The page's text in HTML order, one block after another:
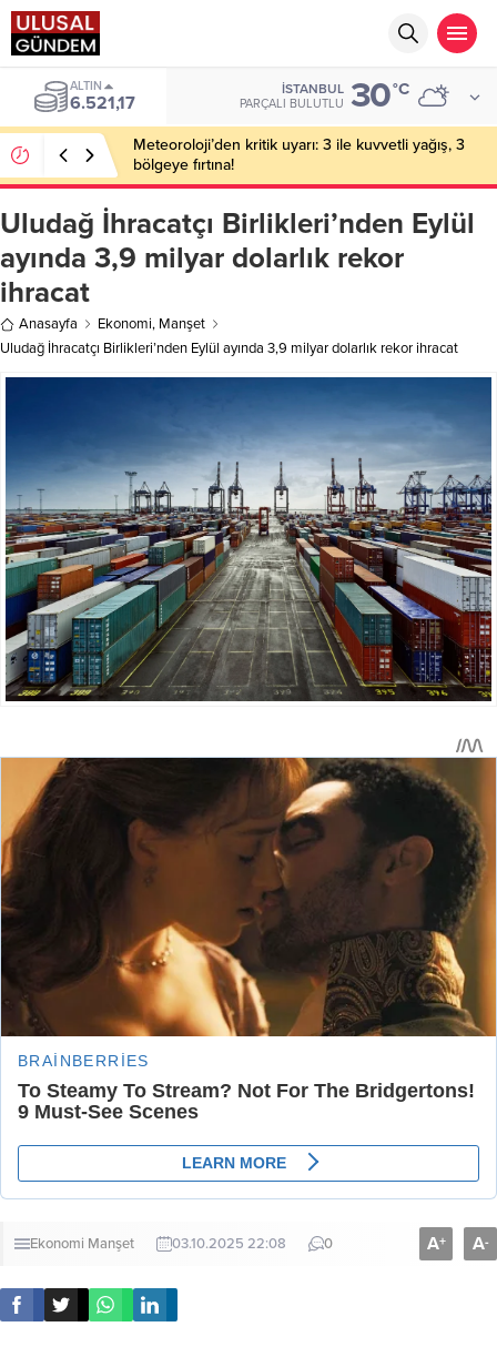
BIST
13.685,30
İSTANBUL
PARÇALI BULUTLU 30°C
Meteoroloji’den kritik uyarı: 3 ile kuvvetli yağış, 3
bölgeye fırtına!
Uludağ İhracatçı Birlikleri’nden Eylül
ayında 3,9 milyar dolarlık rekor
ihracat
Anasayfa Ekonomi, Manşet
Uludağ İhracatçı Birlikleri’nden Eylül ayında 3,9 milyar dolarlık rekor ihracat
Ekonomi Manşet 03.10.2025 22:08 0 A+ A-